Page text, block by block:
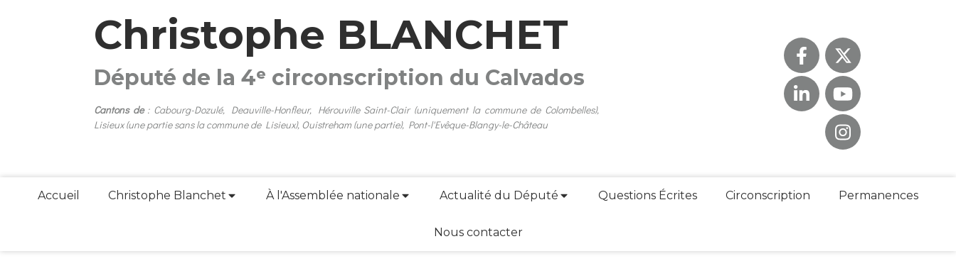
Christophe BLANCHET
Député de la 4ᵉ circonscription du Calvados
Cantons de : Cabourg-Dozulé, Deauville-Honfleur, Hérouville Saint-Clair (uniquement la commune de Colombelles),
Lisieux (une partie sans la commune de Lisieux), Ouistreham (une partie), Pont-l'Evêque-Blangy-le-Château
Accueil Christophe Blanchet À l'Assemblée nationale Actualité du Député Questions Écrites Circonscription Permanences
Nous contacter